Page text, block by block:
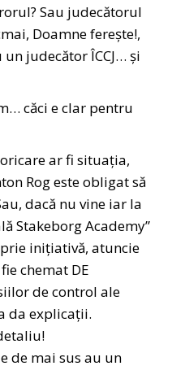
Sau judecătorul
Doamne ferește!,
judecător ÎCCJ… și
căci e clar pentru
ar fi situația,
Rog este obligat să
dacă nu vine iar la
Stakeborg Academy”
inițiativă, atuncie
fie chemat DE
de control ale
da explicații.
de mai sus au un